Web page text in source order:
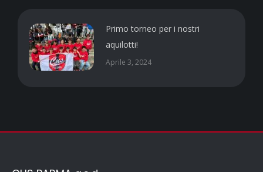
Primo torneo per i nostri
aquilotti!
Aprile 3, 2024